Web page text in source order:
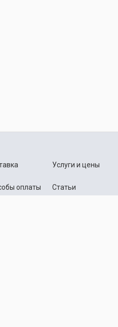
оплаты
Услуги и цены
Статьи